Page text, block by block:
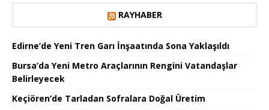
RAYHABER
Edirne’de Yeni Tren Garı İnşaatında Sona Yaklaşıldı
Bursa’da Yeni Metro Araçlarının Rengini Vatandaşlar
Belirleyecek
Keçiören’de Tarladan Sofralara Doğal Üretim